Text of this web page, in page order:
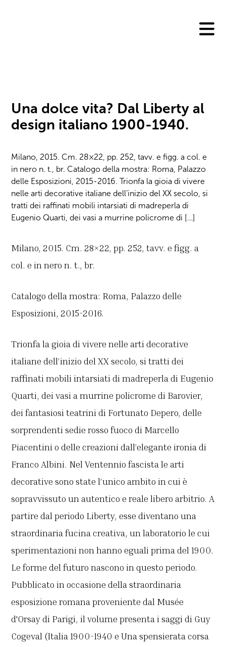
Una dolce vita? Dal Liberty al
design italiano 1900-1940.
Milano, 2015. Cm. 28×22, pp. 252, tavv. e figg. a col. e
in nero n. t., br. Catalogo della mostra: Roma, Palazzo
delle Esposizioni, 2015-2016. Trionfa la gioia di vivere
nelle arti decorative italiane dell’inizio del XX secolo, si
tratti dei raffinati mobili intarsiati di madreperla di
Eugenio Quarti, dei vasi a murrine policrome di […]
Milano, 2015. Cm. 28×22, pp. 252, tavv. e figg. a
col. e in nero n. t., br.
Catalogo della mostra: Roma, Palazzo delle
Esposizioni, 2015-2016.
Trionfa la gioia di vivere nelle arti decorative
italiane dell’inizio del XX secolo, si tratti dei
raffinati mobili intarsiati di madreperla di Eugenio
Quarti, dei vasi a murrine policrome di Barovier,
dei fantasiosi teatrini di Fortunato Depero, delle
sorprendenti sedie rosso fuoco di Marcello
Piacentini o delle creazioni dall’elegante ironia di
Franco Albini. Nel Ventennio fascista le arti
decorative sono state l’unico ambito in cui è
sopravvissuto un autentico e reale libero arbitrio. A
partire dal periodo Liberty, esse diventano una
straordinaria fucina creativa, un laboratorio le cui
sperimentazioni non hanno eguali prima del 1900.
Le forme del futuro nascono in questo periodo.
Pubblicato in occasione della straordinaria
esposizione romana proveniente dal Musée
d'Orsay di Parigi, il volume presenta i saggi di Guy
Cogeval (Italia 1900-1940 e Una spensierata corsa